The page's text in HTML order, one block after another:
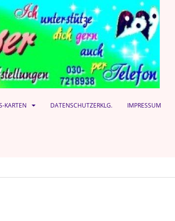
KARTEN DATENSCHUTZERKLG. IMPRESSUM